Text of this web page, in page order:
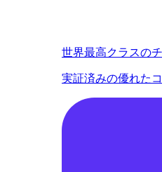
世界最高クラスの
実証済みの優れた